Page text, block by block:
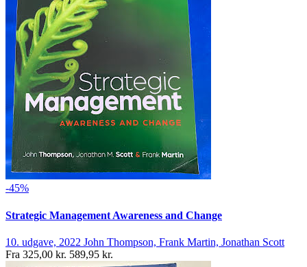
-45%
Strategic Management Awareness and Change
10. udgave, 2022 John Thompson, Frank Martin, Jonathan Scott
Fra 325,00 kr. 589,95 kr.